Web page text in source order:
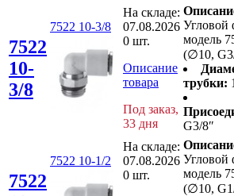
7522
10-
3/8
7522 10-3/8
На складе:
07.08.2026
0 шт.
Описание
товара
Под заказ,
33 дня
Угловой
модель
(∅10,
трубки:
G3/8″
7522
7522 10-1/2
На складе:
07.08.2026
0 шт.
Угловой
модель
(∅10,